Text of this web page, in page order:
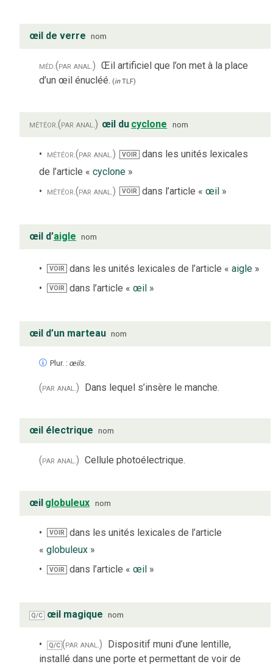
œil de verre nom
méd. (par anal.) Œil artificiel que l’on met à la place
d’un œil énucléé. (inTLF)
météor. (par anal.) œil du cyclone nom
météor. (par anal.) VOIR dans les unités lexicales
de l’article « cyclone »
météor. (par anal.) VOIR dans l’article « œil»
œil d’aigle nom
VOIR dans les unités lexicales de l’article «aigle »
VOIR dans l’article «œil »
œil d’un marteau nom
Plur. : œils
(par anal.) Dans lequel s’insère le manche.
œil électrique nom
(par anal.) Cellule photoélectrique.
œil globuleux nom
VOIR
dans les unités lexicales de l’article
« globuleux »
VOIR dans l’article «œil »
Q/C œil magique nom
Q/C (par anal.)
Dispositif muni d’une lentille,
installé dans une porte et permettant de voir de